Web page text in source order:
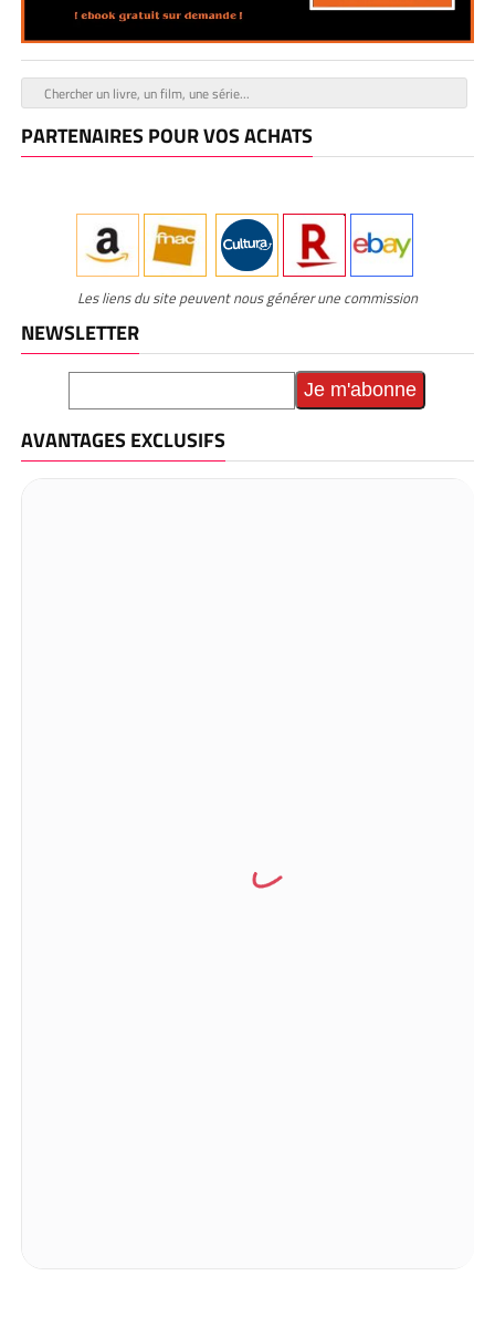
PARTENAIRES POUR VOS ACHATS
Les liens du site peuvent nous générer une commission
NEWSLETTER
AVANTAGES EXCLUSIFS